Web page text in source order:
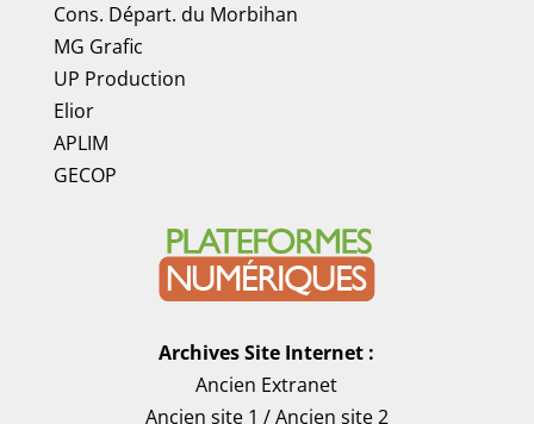
Cons. Départ. du Morbihan
MG Grafic
UP Production
Elior
APLIM
GECOP
Archives Site Internet :
Ancien Extranet
Ancien site 1 /Ancien site 2